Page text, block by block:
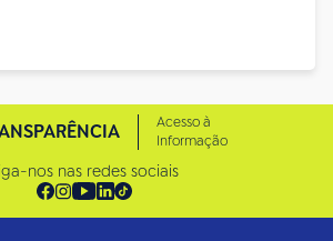
Acesso à
Informação
nos nas redes sociais